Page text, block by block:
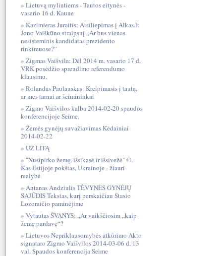
Lietuvą mylintiems - Tautos eitynės -
vasario 16 d. Kaune
Kazimieras Juraitis: Atsiliepimas į Alkas.lt
Jono Vaiškūno straipsnį „Ar bus vienas
nesisteminis kandidatas prezidento
rinkimuose?“
Zigmas Vaišvila: Dėl 2014 m. vasario 17 d.
VRK posėdžio sprendimo referendumo
klausimu.
Rolandas Paulauskas: Kreipimasis į tautą,
ar mes tarnai ar šeimininkai
Zigmo Vaišvilos kalba 2014-02-20 spaudos
konferencijoje Seime.
Žemės gynėjų suvažiavimas Kėdainiai
2014-02-22
UŽ LITĄ
"Nusipirko žemę, išsikasė ir išsivežė" ©.
Kas Estijoje pokštas, Ukrainoje - žiauri
realybė
Antanas Andziulis TĖVYNĖS GYNĖJŲ
SĄJŪDIS Tekstas, kurį perskaičiau Stasio
Lozoraičio paminėjime
Vytautas ŠVANYS: „Ar vaikščiosim „kaip
žemę pardavę“?
Lietuvos Nepriklausomybės atkūrimo Akto
signataro Zigmo Vaišvilos 2014-03-06 d. 13
val. Spaudos konferencija Seime